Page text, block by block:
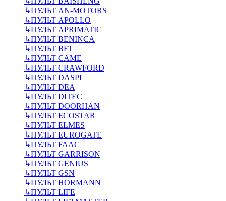
↳ПУЛЬТ AN-MOTORS
↳ПУЛЬТ APOLLO
↳ПУЛЬТ APRIMATIC
↳ПУЛЬТ BENINCA
↳ПУЛЬТ BFT
↳ПУЛЬТ CAME
↳ПУЛЬТ CRAWFORD
↳ПУЛЬТ DASPI
↳ПУЛЬТ DEA
↳ПУЛЬТ DITEC
↳ПУЛЬТ DOORHAN
↳ПУЛЬТ ECOSTAR
↳ПУЛЬТ ELMES
↳ПУЛЬТ EUROGATE
↳ПУЛЬТ FAAC
↳ПУЛЬТ GARRISON
↳ПУЛЬТ GENIUS
↳ПУЛЬТ GSN
↳ПУЛЬТ HORMANN
↳ПУЛЬТ LIFE